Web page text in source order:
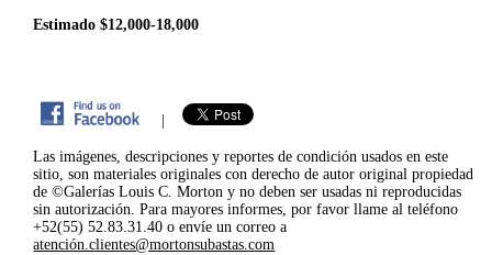
Estimado $12,000-18,000
|
Las imágenes, descripciones y reportes de condición usados en este
sitio, son materiales originales con derecho de autor original propiedad
de ©Galerías Louis C. Morton y no deben ser usadas ni reproducidas
sin autorización. Para mayores informes, por favor llame al teléfono
+52(55) 52.83.31.40 o envíe un correo a
atención.clientes@mortonsubastas.com